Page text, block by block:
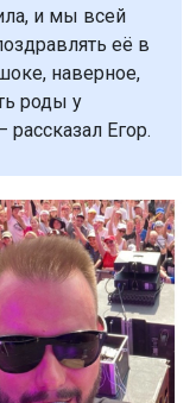
и мы всей
её в
наверное,
роды у
Егор.